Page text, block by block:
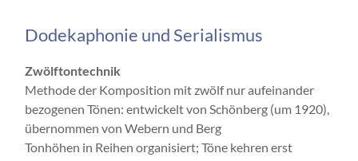
Dodekaphonie und Serialismus
Zwölftontechnik
Methode der Komposition mit zwölf nur aufeinander
bezogenen Tönen: entwickelt von Schönberg (um 1920),
übernommen von Webern und Berg
Tonhöhen in Reihen organisiert; Töne kehren erst